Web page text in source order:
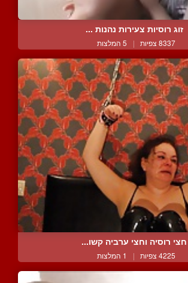
זוג רוסיות צעירות נהנות ...
8337 צפיות | 5 המלצות
חצי רוסיה וחצי ערביה קשו...
4225 צפיות | 1 המלצות